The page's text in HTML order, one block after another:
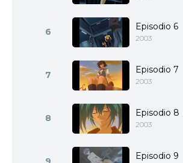
6 Episodio 6
2003
7 Episodio 7
2003
8 Episodio 8
2003
Episodio 9